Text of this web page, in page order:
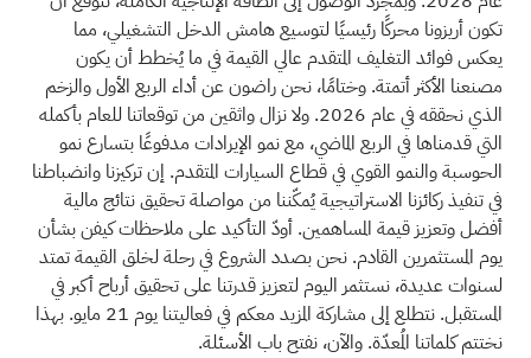
تكون أريزونا محركًا رئيسيًا لتوسيع هامش الدخل التشغيلي، مما
يعكس فوائد التغليف المتقدم عالي القيمة في ما يُخطط أن يكون
مصنعنا الأكثر أتمتة. وختامًا، نحن راضون عن أداء الربع الأول والزخم
الذي نحققه في عام 2026. ولا نزال واثقين من توقعاتنا للعام بأكمله
التي قدمناها في الربع الماضي، مع نمو الإيرادات مدفوعًا بتسارع نمو
الحوسبة والنمو القوي في قطاع السيارات المتقدم. إن تركيزنا وانضباطنا
في تنفيذ ركائزنا الاستراتيجية يُمكّننا من مواصلة تحقيق نتائج مالية
أفضل وتعزيز قيمة المساهمين. أودّ التأكيد على ملاحظات كيفن بشأن
يوم المستثمرين القادم. نحن بصدد الشروع في رحلة لخلق القيمة تمتد
لسنوات عديدة، نستثمر اليوم لتعزيز قدرتنا على تحقيق أرباح أكبر في
المستقبل. نتطلع إلى مشاركة المزيد معكم في فعاليتنا يوم 21 مايو. بهذا
نختتم كلماتنا المُعدّة. والآن، نفتح باب الأسئلة.